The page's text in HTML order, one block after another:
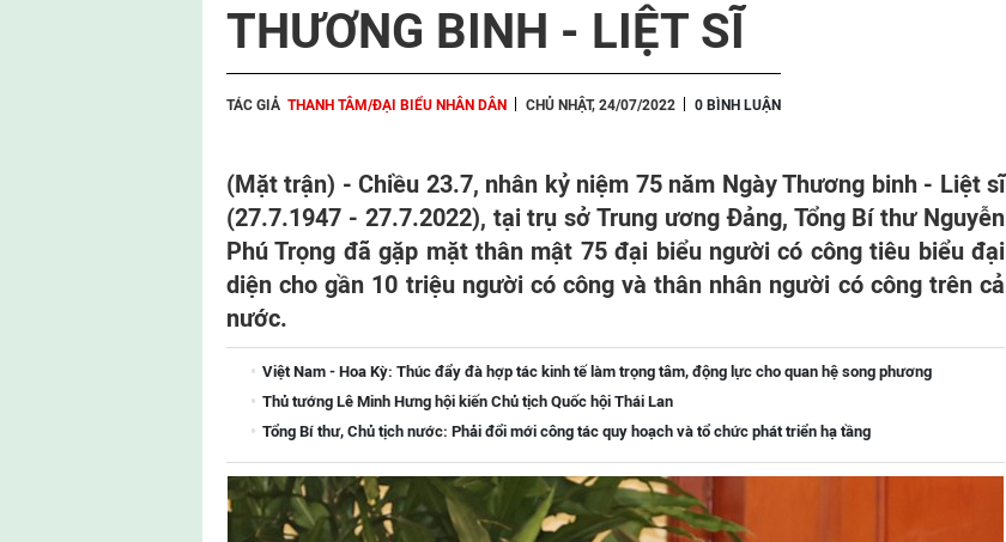
THƯƠNG BINH - LIỆT SĨ
TÁC GIẢ THANH TÂM/ĐẠI BIỂU NHÂN DÂN CHỦ NHẬT, 24/07/2022 0 BÌNH LUẬN
(Mặt trận) - Chiều 23.7, nhân kỷ niệm 75 năm Ngày Thương binh - Liệt sĩ
(27.7.1947 - 27.7.2022), tại trụ sở Trung ương Đảng, Tổng Bí thư Nguyễn
Phú Trọng đã gặp mặt thân mật 75 đại biểu người có công tiêu biểu đại
diện cho gần 10 triệu người có công và thân nhân người có công trên cả
nước.
Việt Nam - Hoa Kỳ: Thúc đẩy đà hợp tác kinh tế làm trọng tâm, động lực cho quan hệ song phương
Thủ tướng Lê Minh Hưng hội kiến Chủ tịch Quốc hội Thái Lan
Tổng Bí thư, Chủ tịch nước: Phải đổi mới công tác quy hoạch và tổ chức phát triển hạ tầng